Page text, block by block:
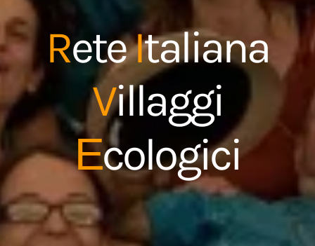
ReteItaliana
Villaggi
Ecologici